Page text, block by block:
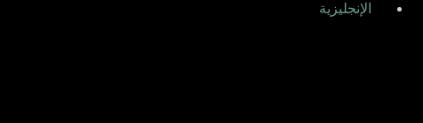
الإنجليزية